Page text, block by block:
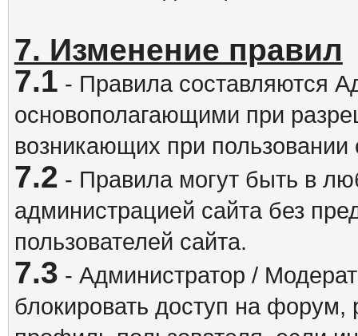
7. Изменение правил
7.1 - Правила составляются
основополагающими при
возникающих при пользовании
7.2 - Правила могут быть в
администрацией сайта без
пользователей сайта.
7.3 - Администратор /
блокировать доступ на форум,